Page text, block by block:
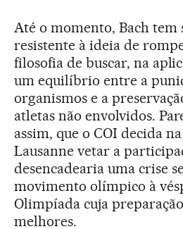
Até o momento, Bach tem
resistente à ideia de
filosofia de buscar, na
um equilíbrio entre a
organismos e a
atletas não envolvidos.
assim, que o COI decida
Lausanne vetar a
desencadearia uma crise
movimento olímpico à
Olimpíada cuja
melhores.